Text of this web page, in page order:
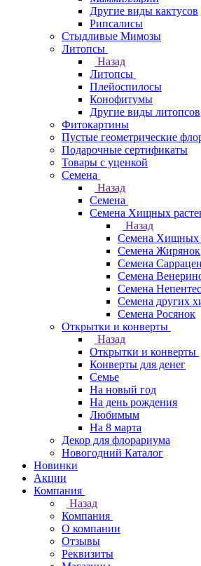
Другие виды кактусов
Рипсалисы
Стыдливые Мимозы
Литопсы
Назад
Литопсы
Плейоспилосы
Конофитумы
Другие виды литопсов
Фитокартины
Пустые геометрические
Подарочные сертификаты
Товары с уценкой
Семена
Назад
Семена
Семена Хищных
Назад
Семена Хищных
Семена Жирянок
Семена
Семена
Семена
Семена других
Семена Росянок
Открытки и конверты
Назад
Открытки и конверты
Конверты для денег
Семье
На новый год
На день рождения
Любимым
На 8 марта
Декор для флорариума
Новогодний Каталог
Новинки
Акции
Компания
Назад
Компания
О компании
Отзывы
Реквизиты